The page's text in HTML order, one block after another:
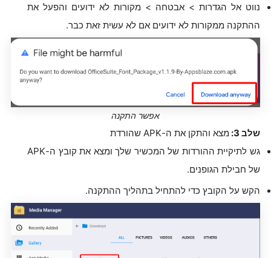
נווט אל הגדרות > אבטחה > מקורות לא ידועים והפעל את
ההתקנה ממקורות לא ידועים אם לא עשית זאת כבר.
אפשר התקנה
שלב 3:
מצא והתקן את ה-APK שהורדת
גש לתיקיית ההורדות של המכשיר שלך ומצא את קובץ ה-APK
של חבילת הגופנים.
הקש על הקובץ כדי להתחיל בתהליך ההתקנה.